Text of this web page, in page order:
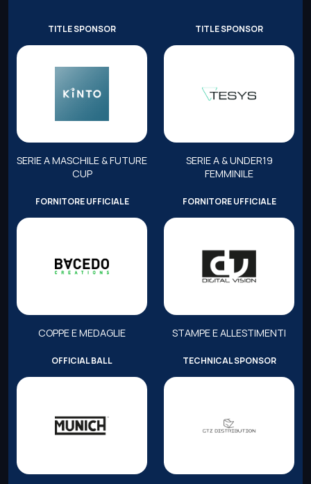
TITLE SPONSOR
SERIE A MASCHILE & FUTURE
CUP
TITLE SPONSOR
SERIE A & UNDER19
FEMMINILE
FORNITORE UFFICIALE
COPPE E MEDAGLIE
FORNITORE UFFICIALE
STAMPE E ALLESTIMENTI
OFFICIAL BALL TECHNICAL SPONSOR